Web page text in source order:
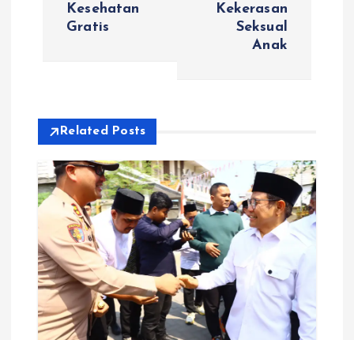
p
o
s
Kesehatan
Gratis
Kekerasan
Seksual
Anak
Related Posts